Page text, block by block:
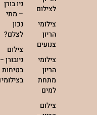
לצילום
צילומי
הריון
צנועים
צילומי
הריון
מתחת
למים
צילום
ניו בורן
– מתי
נכון
לצלם?
צילום
ניובורן –
בטיחות
בצילומים